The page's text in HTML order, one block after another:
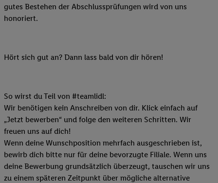
gutes Bestehen der Abschlussprüfungen wird von uns
honoriert.
Hört sich gut an? Dann lass bald von dir hören!
So wirst du Teil von #teamlidl:
Wir benötigen kein Anschreiben von dir. Klick einfach auf
„Jetzt bewerben“ und folge den weiteren Schritten. Wir
freuen uns auf dich!
Wenn deine Wunschposition mehrfach ausgeschrieben ist,
bewirb dich bitte nur für deine bevorzugte Filiale. Wenn uns
deine Bewerbung grundsätzlich überzeugt, tauschen wir uns
zu einem späteren Zeitpunkt über mögliche alternative